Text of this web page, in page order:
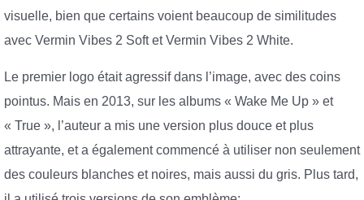
visuelle, bien que certains voient beaucoup de similitudes
avec Vermin Vibes 2 Soft et Vermin Vibes 2 White.
Le premier logo était agressif dans l’image, avec des coins
pointus. Mais en 2013, sur les albums « Wake Me Up » et
« True », l’auteur a mis une version plus douce et plus
attrayante, et a également commencé à utiliser non seulement
des couleurs blanches et noires, mais aussi du gris. Plus tard,